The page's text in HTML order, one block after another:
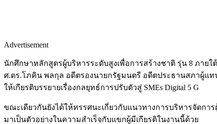
Advertisement
นักศึกษาหลักสูตรผู้บริหารระดับสูงเพื่อการสร้างชาติ รุ่น 8 ภาย
ศ.ดร.โภคิน พลกุล อดีตรองนายกรัฐมนตรี อดีตประธานสภาผู้แท
ให้เกียรติบรรยายเรื่องกลยุทธ์การปรับตัวสู่ SMEs Digital 5 G
ขณะเดียวกันยังได้ให้ทรรศนะเกี่ยวกับแนวทางการบริหารจัดก
มาเป็นตัวอย่างในความสำเร็จกับแขกผู้มีเกียรติในงานนี้ด้วย